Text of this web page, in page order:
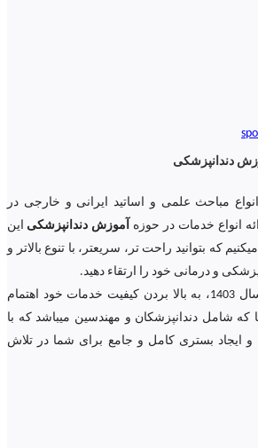
دندانپزشکی
انواع مباحث علمی و اساتید ایرانی و خارجی در
انواع خدمات در حوزه آموزش دندانپزشکی این
که بتوانید راحت تر، سریعتر، با تنوع بالاتر و
و درمانی خود را ارتقاء دهید.
از سال 1403، به بالا بردن کیفیت خدمات خود اهتمام
که شامل دندانپزشکان و مهندسین میباشد که با
ایجاد بستری کامل و جامع برای شما در تلاش